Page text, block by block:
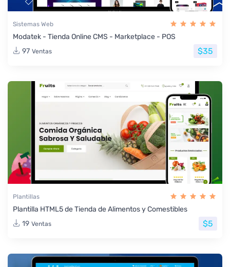
Sistemas Web
Modatek - Tienda Online CMS - Marketplace - POS
97 Ventas $35
Plantillas
Plantilla HTML5 de Tienda de Alimentos y Comestibles
19 Ventas $5